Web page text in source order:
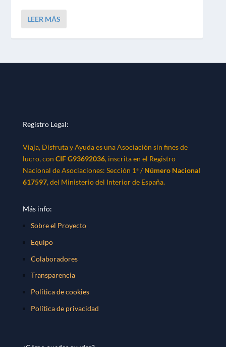
LEER MÁS
Registro Legal:
Viaja, Disfruta y Ayuda es una Asociación sin fines de
lucro, con CIF G93692036, inscrita en el Registro
Nacional de Asociaciones: Sección 1ª / Número Nacional
617597, del Ministerio del Interior de España.
Más info:
Sobre el Proyecto
Equipo
Colaboradores
Transparencia
Política de cookies
Política de privacidad